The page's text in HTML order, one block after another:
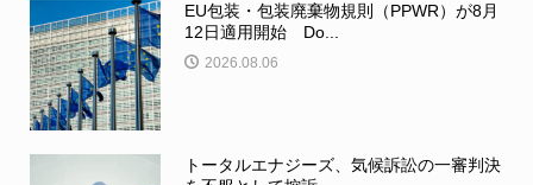
EU包装・包装廃棄物規則（PPWR）が8月
12日適用開始 Do...
2026.08.06
トータルエナジーズ、気候訴訟の一審判決